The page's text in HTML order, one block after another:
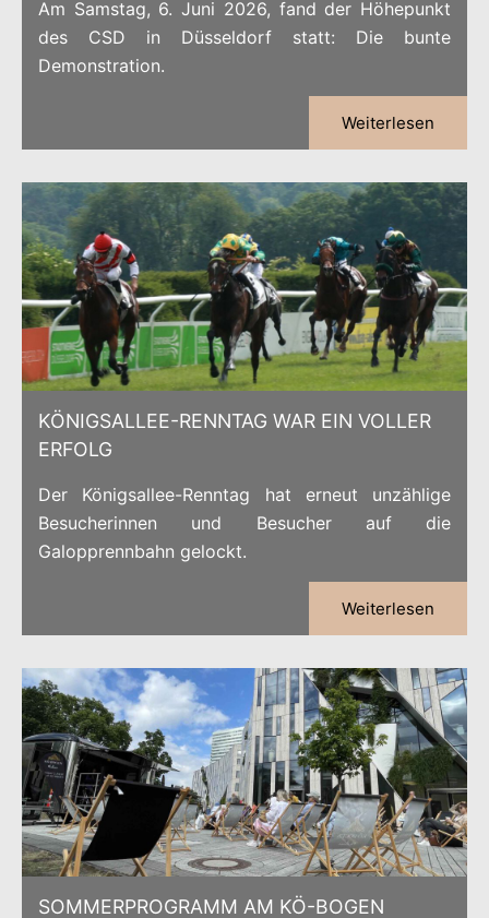
Am Samstag, 6. Juni 2026, fand der Höhepunkt
des CSD in Düsseldorf statt: Die bunte
Demonstration.
Weiterlesen
KÖNIGSALLEE-RENNTAG WAR EIN VOLLER
ERFOLG
Der Königsallee-Renntag hat erneut unzählige
Besucherinnen und Besucher auf die
Galopprennbahn gelockt.
Weiterlesen
SOMMERPROGRAMM AM KÖ-BOGEN